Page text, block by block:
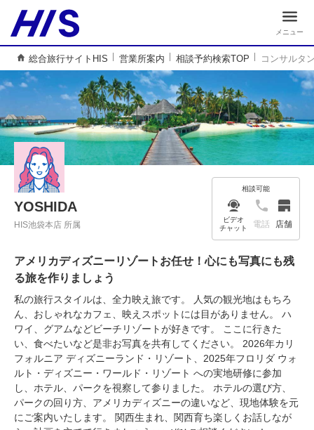
メニュー
総合旅行サイトHIS 営業所案内 相談予約検索TOP コンサルタ
YOSHIDA
HIS池袋本店 所属
相談可能
ビデオ
チャット
電話 店舗
アメリカディズニーリゾートお任せ！心にも写真にも残
る旅を作りましょう
私の旅行スタイルは、全力映え旅です。 人気の観光地はもちろ
ん、おしゃれなカフェ、映えスポットには目がありません。 ハ
ワイ、グアムなどビーチリゾートが好きです。 ここに行きた
い、食べたいなど是非お写真を共有してください。 2026年カリ
フォルニア ディズニーランド・リゾート、2025年フロリダ ウォ
ルト・ディズニー・ワールド・リゾート への実地研修に参加
し、ホテル、パークを視察して参りました。 ホテルの選び方、
パークの回り方、アメリカディズニーの違いなど、現地体験を元
にご案内いたします。 関西生まれ、関西育ち楽しくお話しなが